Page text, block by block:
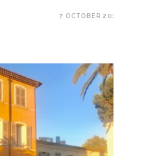
7 OCTOBER 2018